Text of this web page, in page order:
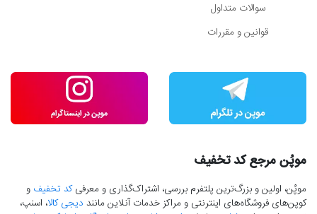
سوالات متداول
قوانین و مقررات
موپُن مرجع کد تخفیف
موپُن، اولین و بزرگ‌ترین پلتفرم بررسی، اشتراک‌گذاری و معرفیکد تخفیف و
کوپن‌های فروشگاه‌های اینترنتی و مراکز خدمات آنلاین مانند دیجی کالا، اسنپ،